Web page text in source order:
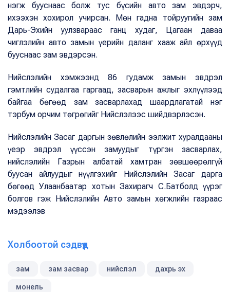
нэгж бууснаас болж тус бүсийн авто зам эвдэрч,
ихээхэн хохирол учирсан. Мөн гадна тойруугийн зам
Дарь-Эхийн уулзвараас ганц худаг, Цагаан даваа
чиглэлийн авто замын үерийн даланг хааж айл өрхүүд
бууснаас зам эвдэрсэн.
Нийслэлийн хэмжээнд 86 гудамж замын эвдрэл
гэмтлийн судалгаа гаргаад, засварын ажлыг эхлүүлээд
байгаа бөгөөд зам засварлахад шаардлагатай нэг
тэрбум орчим төгрөгийг Нийслэлээс шийдвэрлэсэн.
Нийслэлийн Засаг даргын зөвлөлийн ээлжит хуралдааны
үеэр эвдрэл үүссэн замуудыг түргэн засварлах,
нийслэлийн Газрын албатай хамтран зөвшөөрөлгүй
буусан айлуудыг нүүлгэхийг Нийслэлийн Засаг дарга
бөгөөд Улаанбаатар хотын Захирагч С.Батболд үүрэг
болгов гэж Нийслэлийн Авто замын хөгжлийн газраас
мэдээлэв
Холбоотой сэдвүүд
зам зам засвар нийслэл дахрь эх
монель